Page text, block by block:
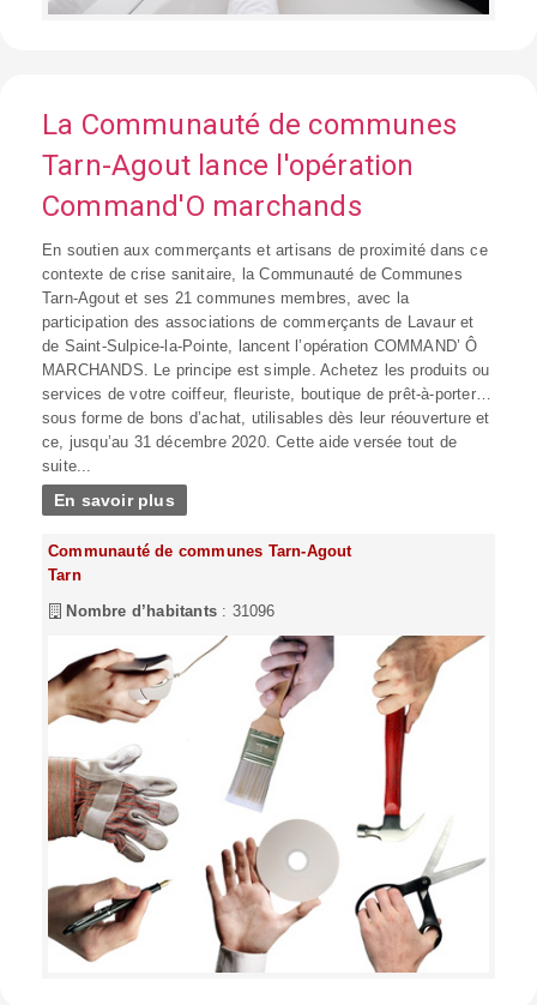
La Communauté de communes
Tarn-Agout lance l'opération
Command'O marchands
En soutien aux commerçants et artisans de proximité dans ce
contexte de crise sanitaire, la Communauté de Communes
Tarn-Agout et ses 21 communes membres, avec la
participation des associations de commerçants de Lavaur et
de Saint-Sulpice-la-Pointe, lancent l’opération COMMAND’ Ô
MARCHANDS. Le principe est simple. Achetez les produits ou
services de votre coiffeur, fleuriste, boutique de prêt-à-porter…
sous forme de bons d’achat, utilisables dès leur réouverture et
ce, jusqu’au 31 décembre 2020. Cette aide versée tout de
suite...
En savoir plus
Communauté de communes Tarn-Agout
Tarn
Nombre d’habitants : 31096